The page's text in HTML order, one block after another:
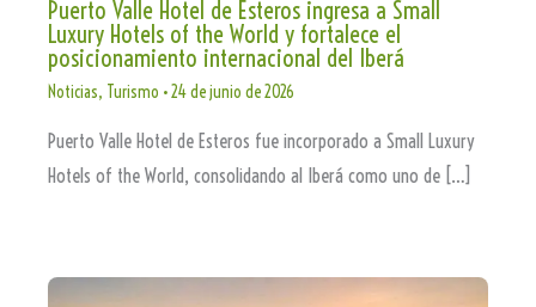
Puerto Valle Hotel de Esteros ingresa a Small
Luxury Hotels of the World y fortalece el
posicionamiento internacional del Iberá
Noticias, Turismo •24 de junio de 2026
Puerto Valle Hotel de Esteros fue incorporado a Small Luxury
Hotels of the World, consolidando al Iberá como uno de […]